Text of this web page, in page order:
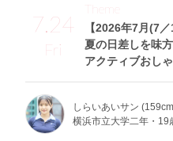
7.24
Fri
【2026年7月(7／
夏の日差しを味
アクティブおし
Theme
しらいあいサン
横浜市立大学二年・19